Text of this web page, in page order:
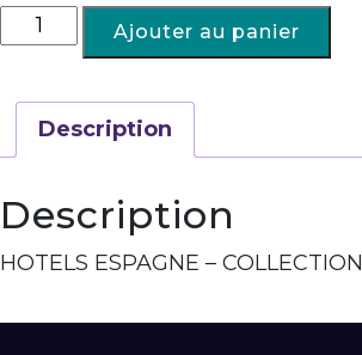
Ajouter au panier
Description
Description
HOTELS ESPAGNE – COLLECTION